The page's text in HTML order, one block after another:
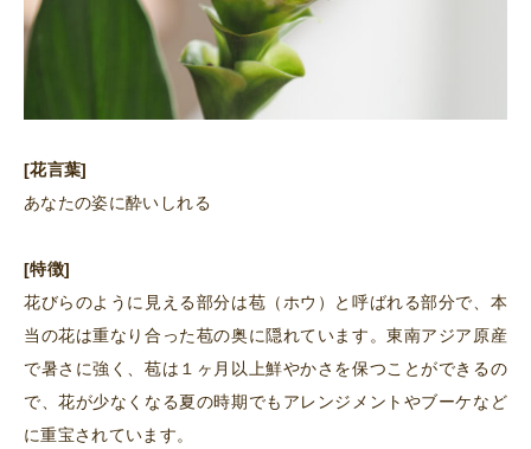
[花言葉]
あなたの姿に酔いしれる
[特徴]
花びらのように見える部分は苞（ホウ）と呼ばれる部分で、本
当の花は重なり合った苞の奥に隠れています。東南アジア原産
で暑さに強く、苞は１ヶ月以上鮮やかさを保つことができるの
で、花が少なくなる夏の時期でもアレンジメントやブーケなど
に重宝されています。